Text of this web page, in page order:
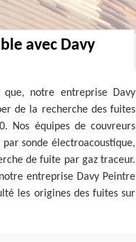
avec Davy
notre entreprise Davy
de la recherche des fuites
Nos équipes de couvreurs
sonde électroacoustique,
de fuite par gaz traceur.
entreprise Davy Peintre
les origines des fuites sur